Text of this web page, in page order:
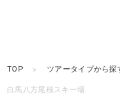
TOP ツアータイプから探
白馬八方尾根スキー場